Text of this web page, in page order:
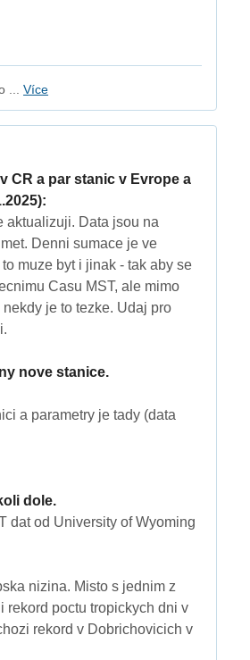
...Více
CR a par stanic v Evrope a
aktualizuji. Data jsou na
Denni sumace je ve
muze byt i jinak - tak aby se
Casu MST, ale mimo
je to tezke. Udaj pro
nove stanice.
a parametry je tady (data
dole.
dat od University of Wyoming
nizina. Misto s jednim z
rekord poctu tropickych dni v
rekord v Dobrichovicich v